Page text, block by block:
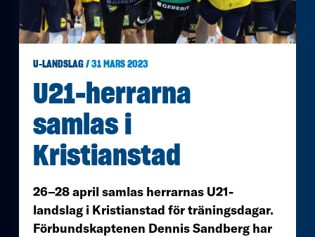
U-LANDSLAG / 31 MARS 2023
U21-herrarna
samlas i
Kristianstad
26–28 april samlas herrarnas U21-
landslag i Kristianstad för träningsdagar.
Förbundskaptenen Dennis Sandberg har